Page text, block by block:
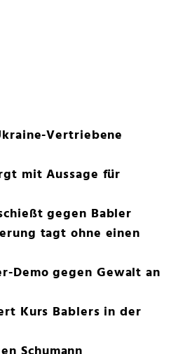
Vertriebene
mit Aussage für
gegen Babler
tagt ohne einen
Demo gegen Gewalt an
Kurs Bablers in der